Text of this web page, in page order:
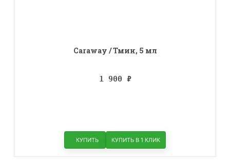
Caraway / Тмин, 5 мл
1 900 ₽
КУПИТЬ КУПИТЬ В 1 КЛИК